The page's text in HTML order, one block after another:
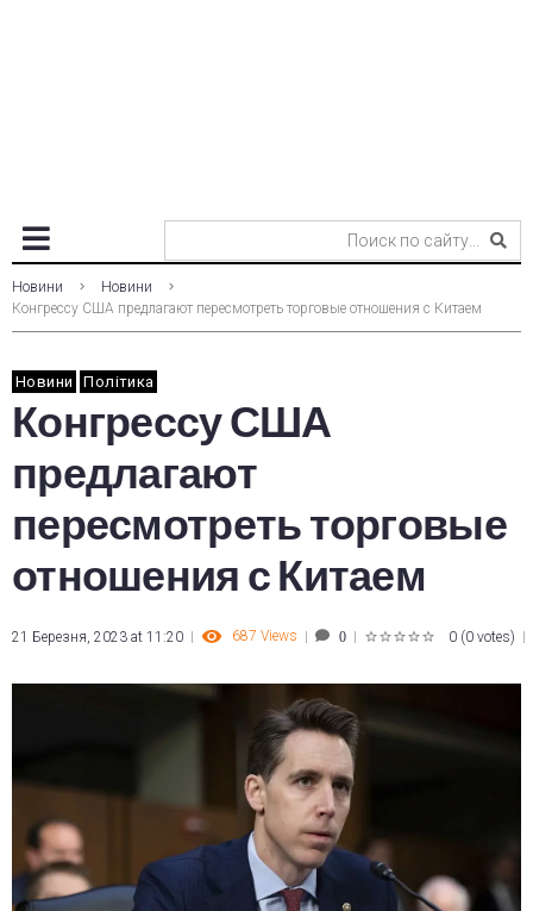
Новини
Новини
Конгрессу США предлагают пересмотреть торговые отношения с Китаем
Новини Політика
Конгрессу США
предлагают
пересмотреть торговые
отношения с Китаем
21 Березня, 2023 at 11:20 687 Views 0 0 (0 votes)